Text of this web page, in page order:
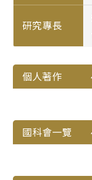
研究專長
個人著作
國科會一覽